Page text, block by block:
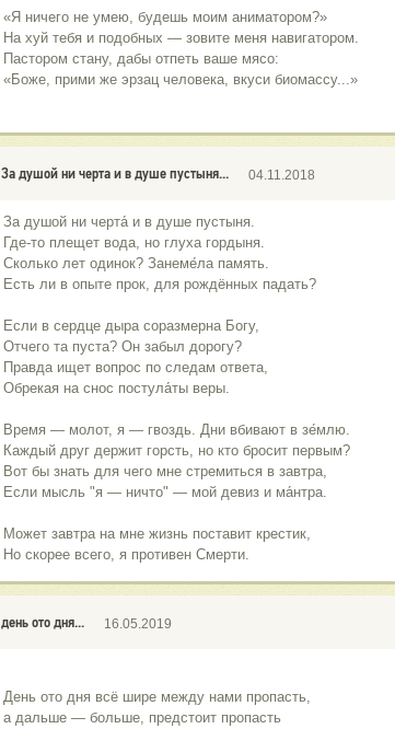
«Я ничего не умею, будешь моим аниматором?»
На xyй тебя и подобных — зовите меня навигатором.
Пастором стану, дабы отпеть ваше мясо:
«Боже, прими же эрзац человека, вкуси биомассу...»
За душой ни черта и в душе пустыня... 04.11.2018
За душой ни черта́ и в душе пустыня.
Где-то плещет вода, но глуха гордыня.
Сколько лет одинок? Занеме́ла память.
Есть ли в опыте прок, для рождённых падать?
Если в сердце дыра соразмерна Богу,
Отчего та пуста? Он забыл дорогу?
Правда ищет вопрос по следам ответа,
Обрекая на снос постула́ты веры.
Время — молот, я — гвоздь. Дни вбивают в зе́млю.
Каждый друг держит горсть, но кто бросит первым?
Вот бы знать для чего мне стремиться в завтра,
Если мысль "я — ничто" — мой девиз и ма́нтра.
Может завтра на мне жизнь поставит крестик,
Но скорее всего, я противен Смерти.
день ото дня... 16.05.2019
День ото дня всё шире между нами пропасть,
а дальше — больше, предстоит пропасть